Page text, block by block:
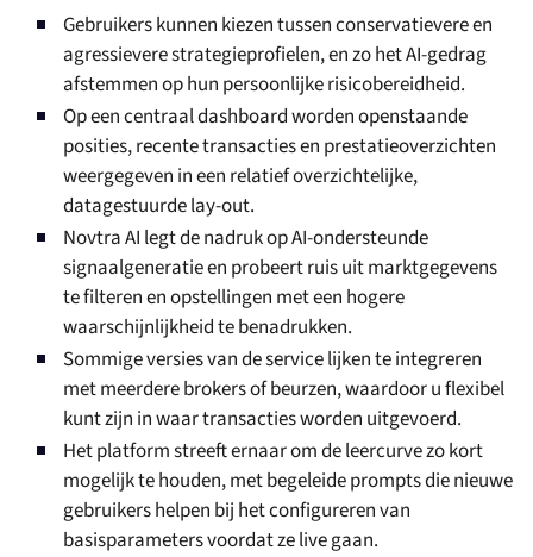
Gebruikers kunnen kiezen tussen conservatievere en
agressievere strategieprofielen, en zo het AI-gedrag
afstemmen op hun persoonlijke risicobereidheid.
Op een centraal dashboard worden openstaande
posities, recente transacties en prestatieoverzichten
weergegeven in een relatief overzichtelijke,
datagestuurde lay-out.
Novtra AI legt de nadruk op AI-ondersteunde
signaalgeneratie en probeert ruis uit marktgegevens
te filteren en opstellingen met een hogere
waarschijnlijkheid te benadrukken.
Sommige versies van de service lijken te integreren
met meerdere brokers of beurzen, waardoor u flexibel
kunt zijn in waar transacties worden uitgevoerd.
Het platform streeft ernaar om de leercurve zo kort
mogelijk te houden, met begeleide prompts die nieuwe
gebruikers helpen bij het configureren van
basisparameters voordat ze live gaan.